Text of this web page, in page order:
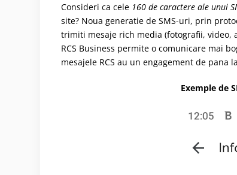
Consideri ca cele 160 de caractere ale unui
site? Noua generatie de SMS-uri, prin
trimiti mesaje rich media (fotografii,
RCS Business permite o comunicare mai
mesajele RCS au un engagement de pana
Exemple de